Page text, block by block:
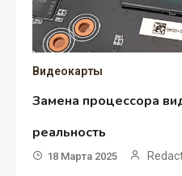
Видеокарты
Замена процессора
реальность
18 Марта 2025